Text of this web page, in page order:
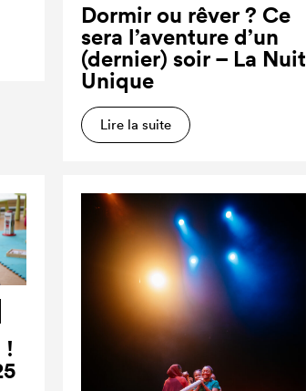
Dormir ou rêver ? Ce
sera l’aventure d’un
(dernier) soir – La Nuit
Unique
Lire la suite
!